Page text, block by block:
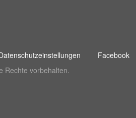
Facebook
Rechte vorbehalten.